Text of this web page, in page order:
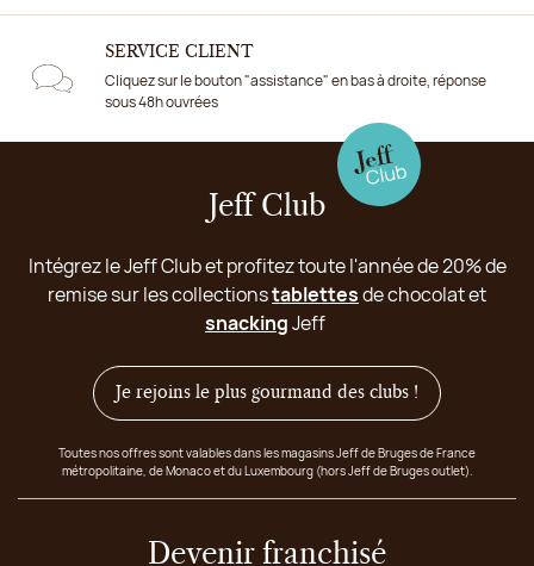
SERVICE CLIENT
Cliquez sur le bouton "assistance" en bas à droite, réponse
sous 48h ouvrées
Jeff Club
Intégrez le Jeff Club et profitez toute l'année de 20% de
remise sur les collectionstablettesde chocolat et
snackingJeff
Je rejoins le plus gourmand des clubs !
Toutes nos offres sont valables dans les magasins Jeff de Bruges de France
métropolitaine, de Monaco et du Luxembourg (hors Jeff de Bruges outlet).
Devenir franchisé